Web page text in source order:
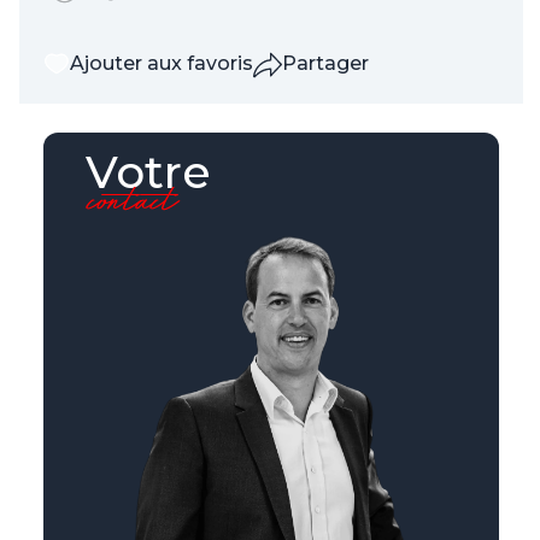
Ajouter aux favoris Partager
Votre
contact